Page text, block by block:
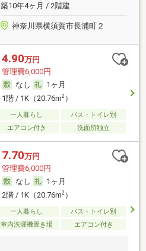
築10年4ヶ月 / 2階建
神奈川県横須賀市長浦町２
4.90万円
管理費6,000円
なし
1ヶ月
1階 / 1K（20.76m2）
一人暮らし
バス・トイレ別
エアコン付き 洗面所独立
7.70万円
管理費6,000円
なし
1ヶ月
2階 / 1K（20.76m2）
一人暮らし
バス・トイレ別
室内洗濯機置き場 エアコン付き